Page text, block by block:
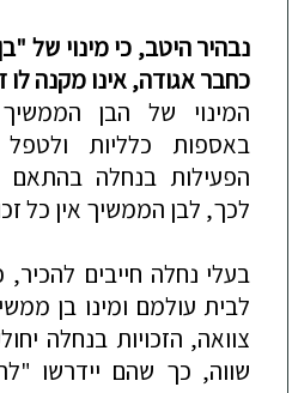
נבהיר היטב, כי מינוי של
כחבר אגודה, אינו מקנה לו
המינוי של הבן
באספות כלליות
הפעילות בנחלה בהתאם
לכך, לבן הממשיך אין כל
בעלי נחלה חייבים
לבית עולמם ומינו בן
צוואה, הזכויות בנחלה
שווה, כך שהם יידרשו